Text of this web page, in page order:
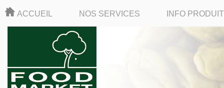
ACCUEIL NOS SERVICES INFO